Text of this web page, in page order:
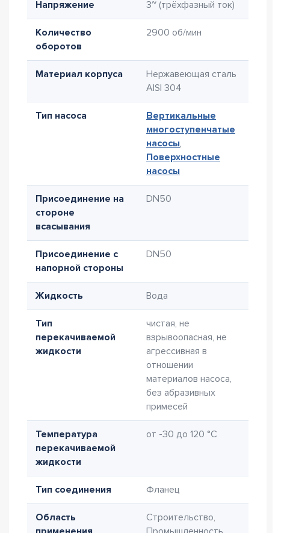
Напряжение 3~ (трёхфазный ток)
Количество
оборотов
2900 об/мин
Материал корпуса
Нержавеющая сталь
AISI 304
Тип насоса
Вертикальные
многоступенчатые
насосы,
Поверхностные
насосы
Присоединение на
стороне
всасывания
DN50
Присоединение с
напорной стороны
DN50
Жидкость Вода
Тип
перекачиваемой
жидкости
чистая, не
взрывоопасная, не
агрессивная в
отношении
материалов насоса,
без абразивных
примесей
Температура
перекачиваемой
жидкости
от -30 до 120 °C
Тип соединения Фланец
Область
Строительство,